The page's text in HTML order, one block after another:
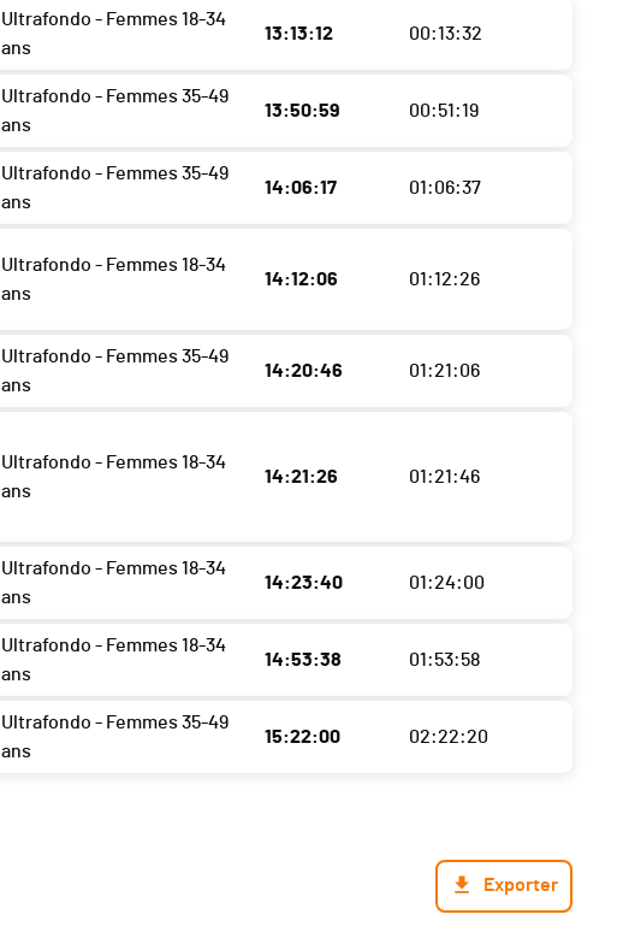
Ultrafondo - Femmes 18-34
ans
13:13:12 00:13:32
Ultrafondo - Femmes 35-49
ans
13:50:59 00:51:19
Ultrafondo - Femmes 35-49
ans
14:06:17 01:06:37
Ultrafondo - Femmes 18-34
ans
14:12:06 01:12:26
Ultrafondo - Femmes 35-49
ans
14:20:46 01:21:06
Ultrafondo - Femmes 18-34
ans
14:21:26 01:21:46
Ultrafondo - Femmes 18-34
ans
14:23:40 01:24:00
Ultrafondo - Femmes 18-34
ans
14:53:38 01:53:58
Ultrafondo - Femmes 35-49
ans
15:22:00 02:22:20
Exporter